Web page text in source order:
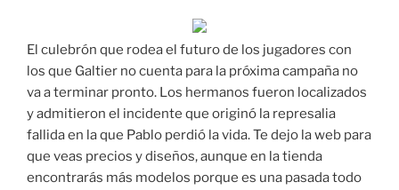
El culebrón que rodea el futuro de los jugadores con
los que Galtier no cuenta para la próxima campaña no
va a terminar pronto. Los hermanos fueron localizados
y admitieron el incidente que originó la represalia
fallida en la que Pablo perdió la vida. Te dejo la web para
que veas precios y diseños, aunque en la tienda
encontrarás más modelos porque es una pasada todo